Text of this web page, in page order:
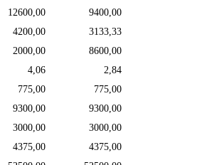
12600,00
9400,00
4200,00
3133,33
2000,00
8600,00
4,06
2,84
775,00
775,00
9300,00
9300,00
3000,00
3000,00
4375,00
4375,00